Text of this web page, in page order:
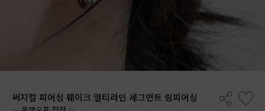
써지컬 피어싱 훼이크 멀티라인 세그먼트 링피어싱